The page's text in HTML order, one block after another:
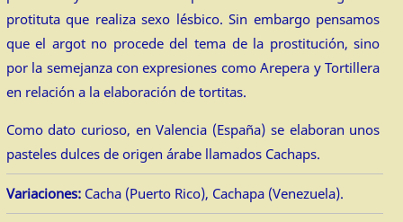
protituta que realiza sexo lésbico. Sin embargo pensamos
que el argot no procede del tema de la prostitución, sino
por la semejanza con expresiones como Arepera y Tortillera
en relación a la elaboración de tortitas.
Como dato curioso, en Valencia (España) se elaboran unos
pasteles dulces de origen árabe llamados Cachaps.
Variaciones:Cacha (Puerto Rico), Cachapa (Venezuela).